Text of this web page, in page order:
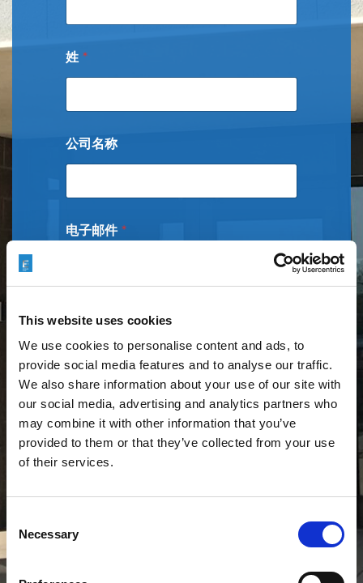
This website uses cookies
We use cookies to personalise content and ads, to
provide social media features and to analyse our traffic.
We also share information about your use of our site with
our social media, advertising and analytics partners who
may combine it with other information that you’ve
provided to them or that they’ve collected from your use
of their services.
Selection
Necessary
姓 *
公司名称
电子邮件 *
电话 *
中国地区*
中
区